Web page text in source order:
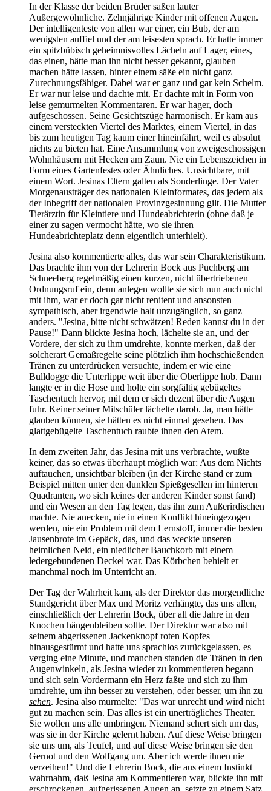
In der Klasse der beiden Brüder saßen lauter
Außergewöhnliche. Zehnjährige Kinder mit offenen Augen.
Der intelligenteste von allen war einer, ein Bub, der am
wenigsten auffiel und der am leisesten sprach. Er hatte immer
ein spitzbübisch geheimnisvolles Lächeln auf Lager, eines,
das einen, hätte man ihn nicht besser gekannt, glauben
machen hätte lassen, hinter einem säße ein nicht ganz
Zurechnungsfähiger. Dabei war er ganz und gar kein Schelm.
Er war nur leise und dachte mit. Er dachte mit in Form von
leise gemurmelten Kommentaren. Er war hager, doch
aufgeschossen. Seine Gesichtszüge harmonisch. Er kam aus
einem versteckten Viertel des Marktes, einem Viertel, in das
bis zum heutigen Tag kaum einer hineinfährt, weil es absolut
nichts zu bieten hat. Eine Ansammlung von zweigeschossigen
Wohnhäusern mit Hecken am Zaun. Nie ein Lebenszeichen in
Form eines Gartenfestes oder Ähnliches. Unsichtbare, mit
einem Wort. Jesinas Eltern galten als Sonderlinge. Der Vater
Morgenausträger des nationalen Kleinformates, das jedem als
der Inbegriff der nationalen Provinzgesinnung gilt. Die Mutter
Tierärztin für Kleintiere und Hundeabrichterin (ohne daß je
einer zu sagen vermocht hätte, wo sie ihren
Hundeabrichteplatz denn eigentlich unterhielt).
Jesina also kommentierte alles, das war sein Charakteristikum.
Das brachte ihm von der Lehrerin Bock aus Puchberg am
Schneeberg regelmäßig einen kurzen, nicht übertriebenen
Ordnungsruf ein, denn anlegen wollte sie sich nun auch nicht
mit ihm, war er doch gar nicht renitent und ansonsten
sympathisch, aber irgendwie halt unzugänglich, so ganz
anders. "Jesina, bitte nicht schwätzen! Reden kannst du in der
Pause!" Dann blickte Jesina hoch, lächelte sie an, und der
Vordere, der sich zu ihm umdrehte, konnte merken, daß der
solcherart Gemaßregelte seine plötzlich ihm hochschießenden
Tränen zu unterdrücken versuchte, indem er wie eine
Bulldogge die Unterlippe weit über die Oberlippe hob. Dann
langte er in die Hose und holte ein sorgfältig gebügeltes
Taschentuch hervor, mit dem er sich dezent über die Augen
fuhr. Keiner seiner Mitschüler lächelte darob. Ja, man hätte
glauben können, sie hätten es nicht einmal gesehen. Das
glattgebügelte Taschentuch raubte ihnen den Atem.
In dem zweiten Jahr, das Jesina mit uns verbrachte, wußte
keiner, das so etwas überhaupt möglich war: Aus dem Nichts
auftauchen, unsichtbar bleiben (in der Kirche stand er zum
Beispiel mitten unter den dunklen Spießgesellen im hinteren
Quadranten, wo sich keines der anderen Kinder sonst fand)
und ein Wesen an den Tag legen, das ihn zum Außerirdischen
machte. Nie anecken, nie in einen Konflikt hineingezogen
werden, nie ein Problem mit dem Lernstoff, immer die besten
Jausenbrote im Gepäck, das, und das weckte unseren
heimlichen Neid, ein niedlicher Bauchkorb mit einem
ledergebundenen Deckel war. Das Körbchen behielt er
manchmal noch im Unterricht an.
Der Tag der Wahrheit kam, als der Direktor das morgendliche
Standgericht über Max und Moritz verhängte, das uns allen,
einschließlich der Lehrerin Bock, über all die Jahre in den
Knochen hängenbleiben sollte. Der Direktor war also mit
seinem abgerissenen Jackenknopf roten Kopfes
hinausgestürmt und hatte uns sprachlos zurückgelassen, es
verging eine Minute, und manchen standen die Tränen in den
Augenwinkeln, als Jesina wieder zu kommentieren begann
und sich sein Vordermann ein Herz faßte und sich zu ihm
umdrehte, um ihn besser zu verstehen, oder besser, um ihn zu
sehen. Jesina also murmelte: "Das war unrecht und wird nicht
gut zu machen sein. Das alles ist ein unerträgliches Theater.
Sie wollen uns alle umbringen. Niemand schert sich um das,
was sie in der Kirche gelernt haben. Auf diese Weise bringen
sie uns um, als Teufel, und auf diese Weise bringen sie den
Gernot und den Wolfgang um. Aber ich werde ihnen nie
verzeihen!" Und die Lehrerin Bock, die aus einem Instinkt
wahrnahm, daß Jesina am Kommentieren war, blickte ihn mit
erschrockenen, aufgerissenen Augen an, setzte zu einem Satz